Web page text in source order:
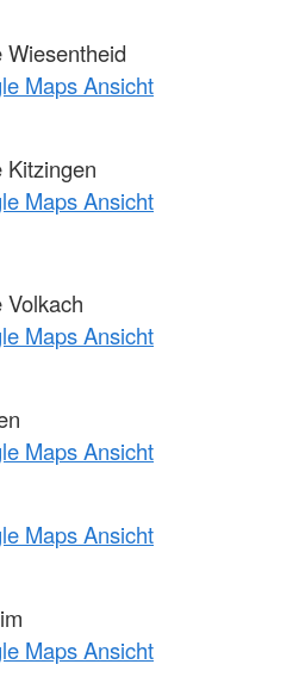
Wiesentheid
Maps Ansicht
Kitzingen
Maps Ansicht
Volkach
Maps Ansicht
Maps Ansicht
Maps Ansicht
Maps Ansicht